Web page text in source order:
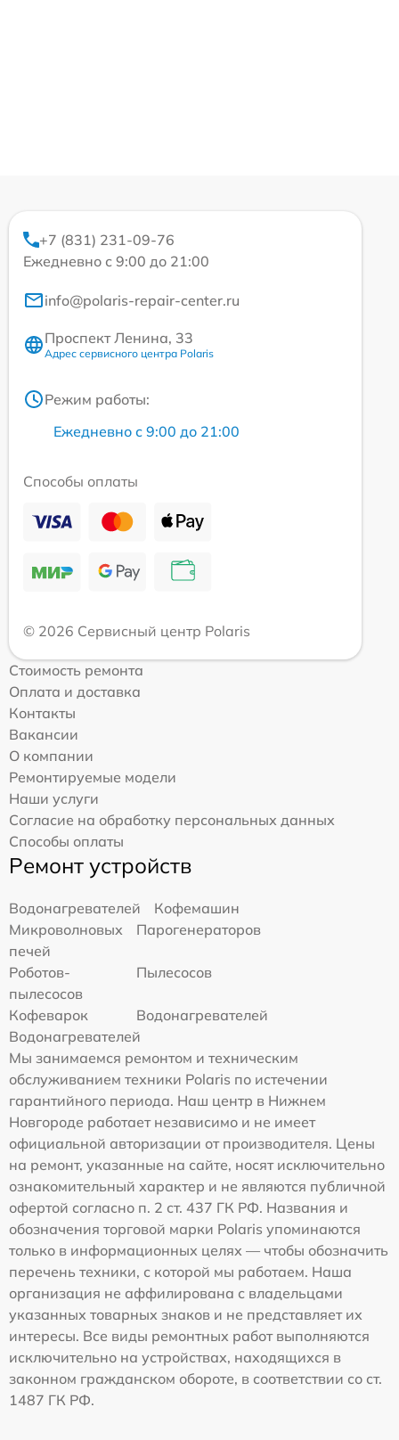
+7 (831) 231-09-76
Ежедневно с 9:00 до 21:00
info@polaris-repair-center.ru
Проспект Ленина, 33
Адрес сервисного центра Polaris
Режим работы:
Ежедневно с 9:00 до 21:00
Способы оплаты
© 2026 Сервисный центр Polaris
Стоимость ремонта
Оплата и доставка
Контакты
Вакансии
О компании
Ремонтируемые модели
Наши услуги
Согласие на обработку персональных данных
Способы оплаты
Ремонт устройств
Водонагревателей
Кофемашин
Микроволновых
печей
Парогенераторов
Роботов-
пылесосов
Пылесосов
Кофеварок
Водонагревателей
Водонагревателей
Мы занимаемся ремонтом и техническим
обслуживанием техники Polaris по истечении
гарантийного периода. Наш центр в Нижнем
Новгороде работает независимо и не имеет
официальной авторизации от производителя. Цены
на ремонт, указанные на сайте, носят исключительно
ознакомительный характер и не являются публичной
офертой согласно п. 2 ст. 437 ГК РФ. Названия и
обозначения торговой марки Polaris упоминаются
только в информационных целях — чтобы обозначить
перечень техники, с которой мы работаем. Наша
организация не аффилирована с владельцами
указанных товарных знаков и не представляет их
интересы. Все виды ремонтных работ выполняются
исключительно на устройствах, находящихся в
законном гражданском обороте, в соответствии со ст.
1487 ГК РФ.